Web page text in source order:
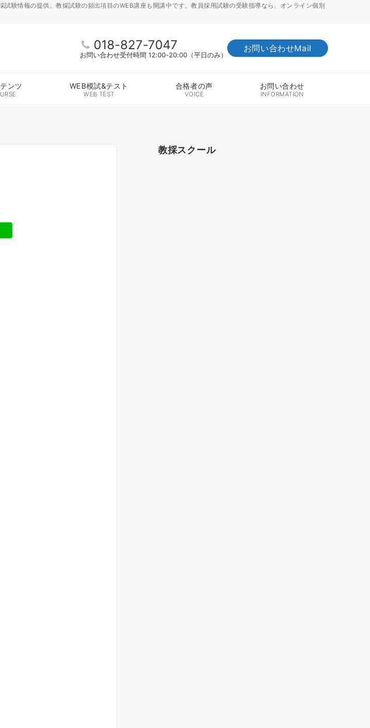
験情報の提供。教採試験の頻出項目のWEB講座も開講中です。教員採用試験の受験指導なら、オンライン個別
018-827-7047
お問い合わせ受付時間 12:00-20:00（平日のみ）
お問い合わせMail
ンツ WEB模試&テスト
WEB TEST
合格者の声
VOICE
お問い合わせ
INFORMATION
教採スクール